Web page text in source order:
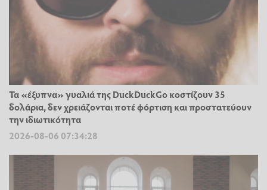
Τα «έξυπνα» γυαλιά της DuckDuckGo κοστίζουν 35
δολάρια, δεν χρειάζονται ποτέ φόρτιση και προστατεύουν
την ιδιωτικότητα
2026-08-06 07:34:28